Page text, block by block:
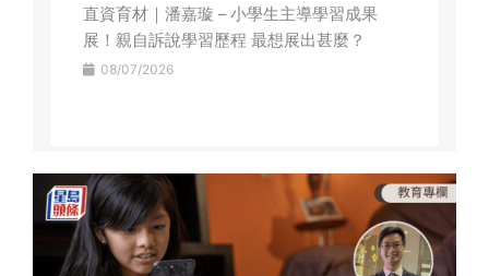
直資育材｜潘嘉璇 – 小學生主導學習成果
展！親自訴說學習歷程 最想展出甚麼？
08/07/2026